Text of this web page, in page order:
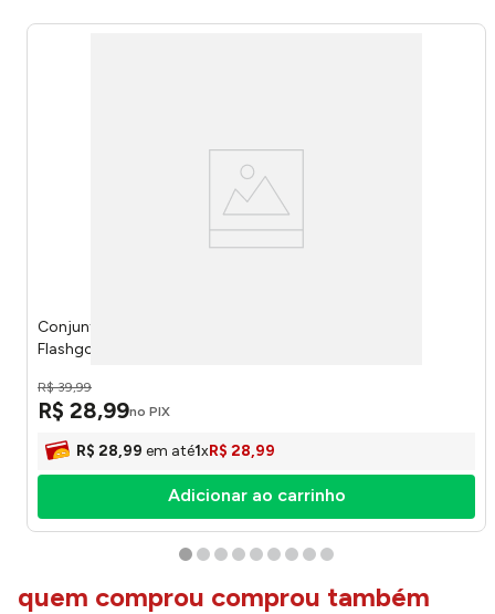
Conjunto 6 Xícaras 210ml Vidro 7,7x7,7x8cm F0292 -
Flashgoods
R$ 39,99
R$ 28,99no PIX
R$ 28,99 em até1xR$ 28,99
Adicionar ao carrinho
quem comprou comprou também